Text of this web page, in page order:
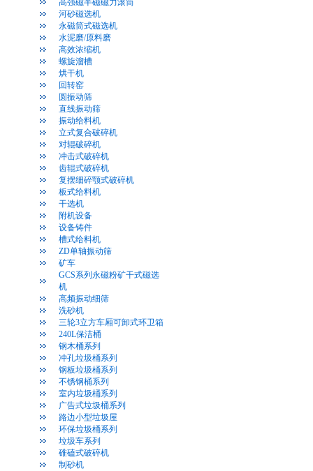
高强磁半磁磁力滚筒
河砂磁选机
永磁筒式磁选机
水泥磨/原料磨
高效浓缩机
螺旋溜槽
烘干机
回转窑
圆振动筛
直线振动筛
振动给料机
立式复合破碎机
对辊破碎机
冲击式破碎机
齿辊式破碎机
复摆细碎颚式破碎机
板式给料机
干选机
附机设备
设备铸件
槽式给料机
ZD单轴振动筛
矿车
GCS系列永磁粉矿干式磁选
机
高频振动细筛
洗砂机
三轮3立方车厢可卸式环卫箱
240L保洁桶
钢木桶系列
冲孔垃圾桶系列
钢板垃圾桶系列
不锈钢桶系列
室内垃圾桶系列
广告式垃圾桶系列
路边小型垃圾屋
环保垃圾桶系列
垃圾车系列
碓磕式破碎机
制砂机